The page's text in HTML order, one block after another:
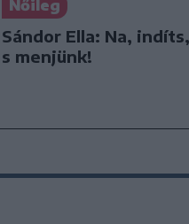
Nőileg
Sándor Ella: Na, indíts,
s menjünk!